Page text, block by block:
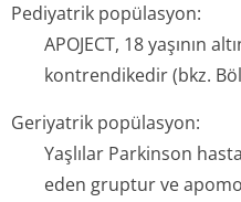
Pediyatrik popülasyon:
APOJECT, 18 yaşının
kontrendikedir (bkz.
Geriyatrik popülasyon:
Yaşlılar Parkinson
eden gruptur ve